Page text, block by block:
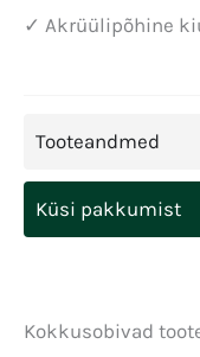
✓ Akrüülipõhine
Tooteandmed
Küsi pakkumist
Kokkusobivad